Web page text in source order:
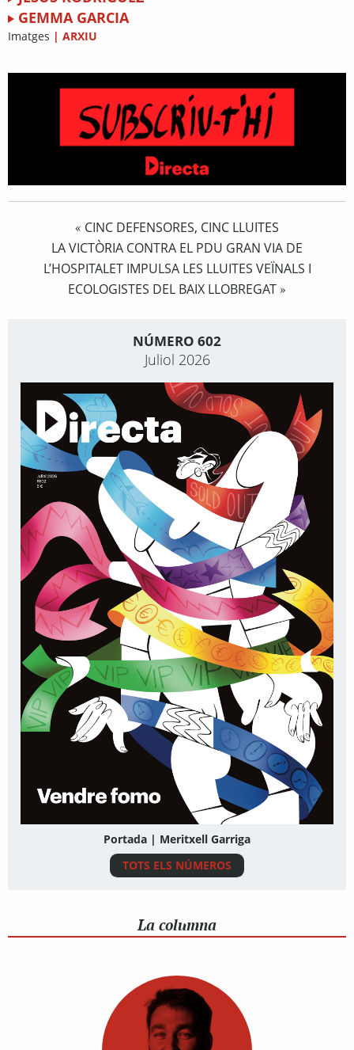
GEMMA GARCIA
Imatges | ARXIU
« CINC DEFENSORES, CINC LLUITES
LA VICTÒRIA CONTRA EL PDU GRAN VIA DE
L’HOSPITALET IMPULSA LES LLUITES VEÏNALS I
ECOLOGISTES DEL BAIX LLOBREGAT »
NÚMERO 602
Juliol 2026
Portada | Meritxell Garriga
TOTS ELS NÚMEROS
La columna